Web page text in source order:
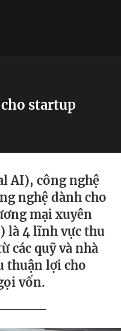
startup
AI), công nghệ
nghệ dành cho
mại xuyên
là 4 lĩnh vực thu
các quỹ và nhà
thuận lợi cho
vốn.